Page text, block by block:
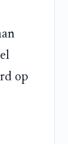
op